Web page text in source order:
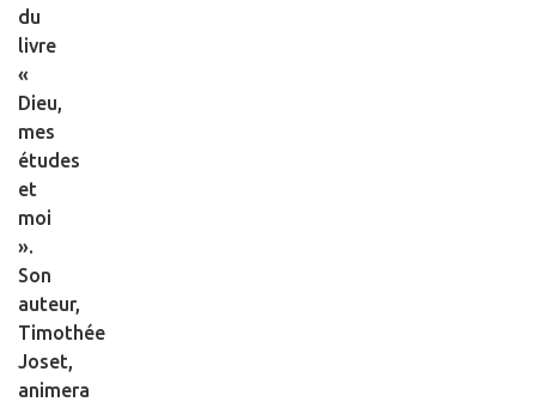
du
livre
«
Dieu,
mes
études
et
moi
».
Son
auteur,
Timothée
Joset,
animera